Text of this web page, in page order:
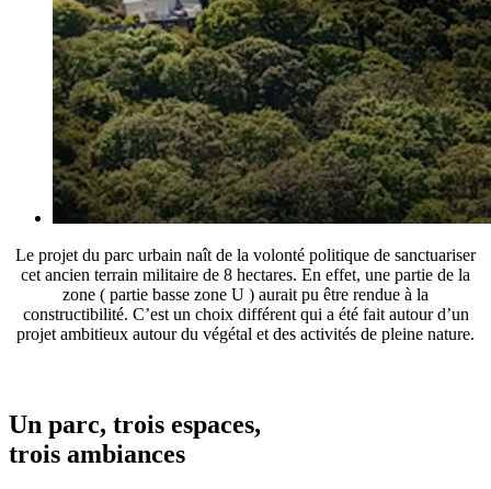
Le projet du parc urbain naît de la volonté politique de sanctuariser
cet ancien terrain militaire de 8 hectares. En effet, une partie de la
zone ( partie basse zone U ) aurait pu être rendue à la
constructibilité. C’est un choix différent qui a été fait autour d’un
projet ambitieux autour du végétal et des activités de pleine nature.
Un parc, trois espaces,
trois ambiances